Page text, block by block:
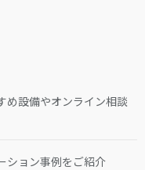
め設備やオンライン相談
ション事例をご紹介